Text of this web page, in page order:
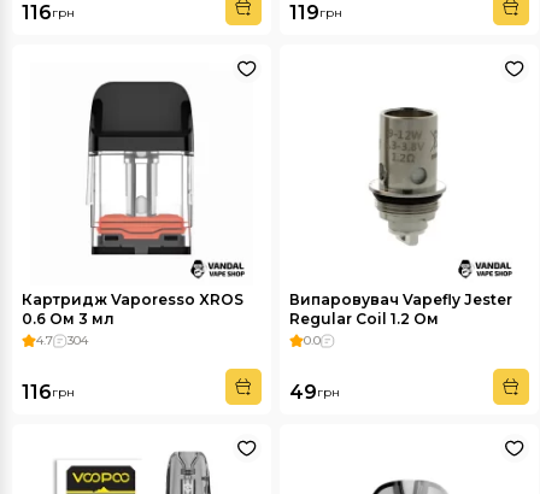
116грн 119грн
Картридж Vaporesso XROS
0.6 Ом 3 мл
4.7 304
116грн
Випаровувач Vapefly Jester
Regular Coil 1.2 Ом
0.0
49грн